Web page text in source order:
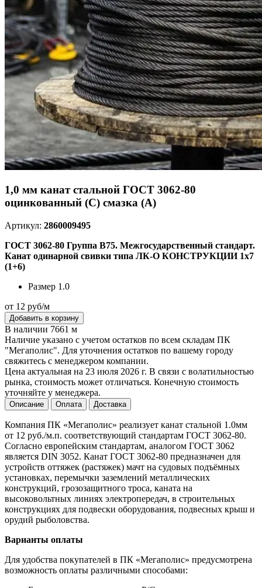
1,0 мм канат стальной ГОСТ 3062-80
оцинкованный (С) смазка (А)
Артикул: 2860009495
ГОСТ 3062-80 Группа В75. Межгосударственный стандарт.
Канат одинарной свивки типа ЛК-О КОНСТРУКЦИИ 1х7
(1+6)
Размер 1.0
от 12 руб/м
Добавить в корзину
В наличии 7661 м
Наличие указано с учетом остатков по всем складам ПК
"Мегаполис". Для уточнения остатков по вашему городу
свяжитесь с менеджером компании.
Цена актуальная на 23 июля 2026 г. В связи с волатильностью
рынка, стоимость может отличаться. Конечную стоимость
уточняйте у менеджера.
Описание Оплата Доставка
Компания ПК «Мегаполис» реализует канат стальной 1.0мм
от 12 руб./м.п. соответствующий стандартам ГОСТ 3062-80.
Согласно европейским стандартам, аналогом ГОСТ 3062
является DIN 3052. Канат ГОСТ 3062-80 предназначен для
устройств оттяжек (растяжек) мачт на судовых подъёмных
установках, перемычки заземлений металлических
конструкций, грозозащитного троса, каната на
высоковольтных линиях электропередач, в строительных
конструкциях для подвески оборудования, подвесных крыш и
орудий рыболовства.
Варианты оплаты
Для удобства покупателей в ПК «Мегаполис» предусмотрена
возможность оплаты различными способами: